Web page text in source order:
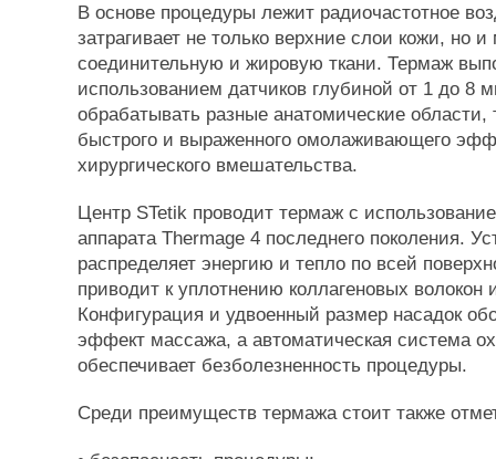
В основе процедуры лежит радиочастотное
затрагивает не только верхние слои кожи, но
соединительную и жировую ткани. Термаж
использованием датчиков глубиной от 1 до 8
обрабатывать разные анатомические
быстрого и выраженного омолаживающего
хирургического вмешательства.
Центр STetik проводит термаж с
аппарата Thermage 4 последнего поколения.
распределяет энергию и тепло по всей
приводит к уплотнению коллагеновых волокон
Конфигурация и удвоенный размер насадок
эффект массажа, а автоматическая система
обеспечивает безболезненность процедуры.
Среди преимуществ термажа стоит также